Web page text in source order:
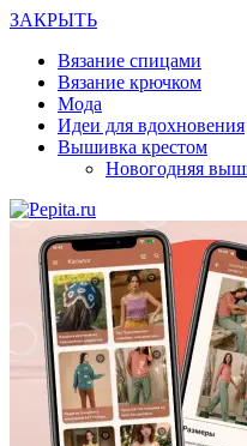
ЗАКРЫТЬ
Вязание спицами
Вязание крючком
Мода
Идеи для вдохновения
Вышивка крестом
Новогодняя